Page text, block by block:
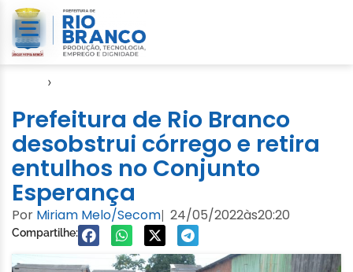
›
Prefeitura de Rio Branco
desobstrui córrego e retira
entulhos no Conjunto
Esperança
Por Miriam Melo/Secom| 24/05/2022às20:20
Compartilhe: